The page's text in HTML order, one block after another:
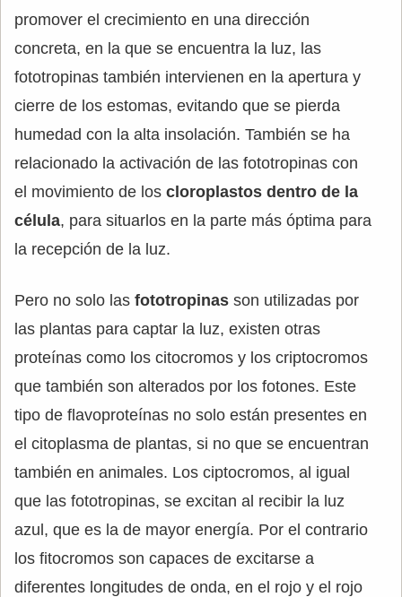
promover el crecimiento en una dirección
concreta, en la que se encuentra la luz, las
fototropinas también intervienen en la apertura y
cierre de los estomas, evitando que se pierda
humedad con la alta insolación. También se ha
relacionado la activación de las fototropinas con
el movimiento de los cloroplastos dentro de la
célula, para situarlos en la parte más óptima para
la recepción de la luz.
Pero no solo las fototropinas son utilizadas por
las plantas para captar la luz, existen otras
proteínas como los citocromos y los criptocromos
que también son alterados por los fotones. Este
tipo de flavoproteínas no solo están presentes en
el citoplasma de plantas, si no que se encuentran
también en animales. Los ciptocromos, al igual
que las fototropinas, se excitan al recibir la luz
azul, que es la de mayor energía. Por el contrario
los fitocromos son capaces de excitarse a
diferentes longitudes de onda, en el rojo y el rojo